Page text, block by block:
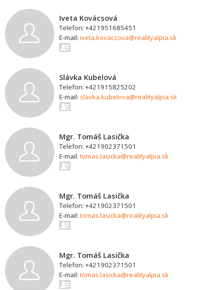
Iveta Kovácsová
Telefon: +421951685451
E-mail: iveta.kovacsova@realityalpia.sk
Slávka Kubelová
Telefon: +421915825202
E-mail: slavka.kubelova@realityalpia.sk
Mgr. Tomáš Lasička
Telefon: +421902371501
E-mail: tomas.lasicka@realityalpia.sk
Mgr. Tomáš Lasička
Telefon: +421902371501
E-mail: tomas.lasicka@realityalpia.sk
Mgr. Tomáš Lasička
Telefon: +421902371501
E-mail: tomas.lasicka@realityalpia.sk